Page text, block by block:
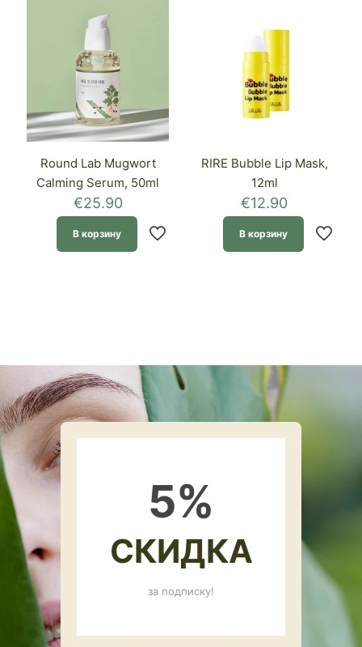
Round Lab Mugwort
Calming Serum, 50ml
€25.90
В корзину
RIRE Bubble Lip Mask,
12ml
€12.90
В корзину
5%
СКИДКА
за подписку!